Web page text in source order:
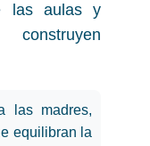
las aulas y
construyen
las madres,
equilibran la